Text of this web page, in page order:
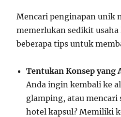
Mencari penginapan unik
memerlukan sedikit
beberapa tips untuk
Tentukan Konsep yang
Anda ingin kembali ke
glamping, atau mencari
hotel kapsul? Memiliki